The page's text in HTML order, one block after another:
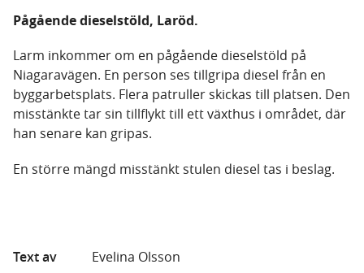
Pågående dieselstöld, Laröd.
Larm inkommer om en pågående dieselstöld på
Niagaravägen. En person ses tillgripa diesel från en
byggarbetsplats. Flera patruller skickas till platsen. Den
misstänkte tar sin tillflykt till ett växthus i området, där
han senare kan gripas.
En större mängd misstänkt stulen diesel tas i beslag.
Text av
Evelina Olsson